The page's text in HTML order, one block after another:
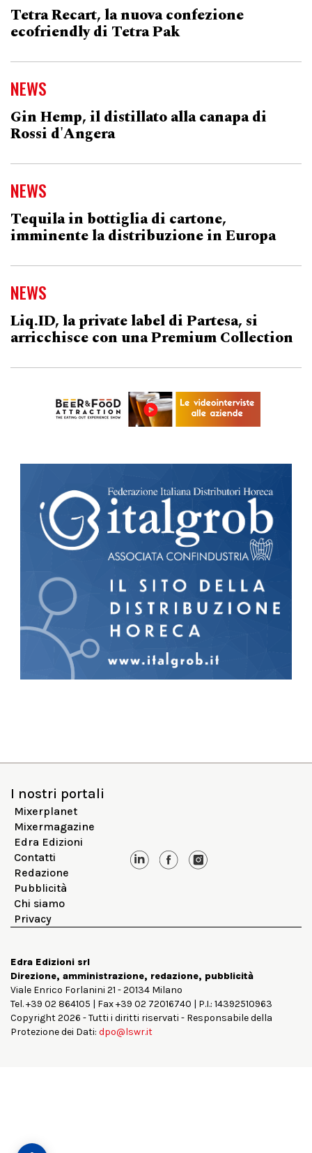
Tetra Recart, la nuova confezione
ecofriendly di Tetra Pak
NEWS
Gin Hemp, il distillato alla canapa di
Rossi d'Angera
NEWS
Tequila in bottiglia di cartone,
imminente la distribuzione in Europa
NEWS
Liq.ID, la private label di Partesa, si
arricchisce con una Premium Collection
I nostri portali
Mixerplanet
Mixermagazine
Edra Edizioni
Contatti
Redazione
Pubblicità
Chi siamo
Privacy
Edra Edizioni srl
Direzione, amministrazione, redazione, pubblicità
Viale Enrico Forlanini 21 - 20134 Milano
Tel. +39 02 864105 | Fax +39 02 72016740 | P.I.: 14392510963
Copyright 2026 - Tutti i diritti riservati - Responsabile della
Protezione dei Dati: dpo@lswr.it